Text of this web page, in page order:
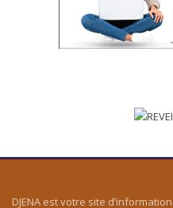
DJENA est votre site